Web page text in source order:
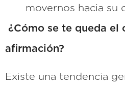
movernos hacia su
¿Cómo se te queda el
afirmación?
Existe una tendencia